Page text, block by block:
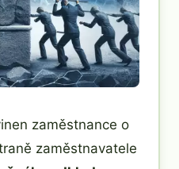
zaměstnance o
zaměstnavatele